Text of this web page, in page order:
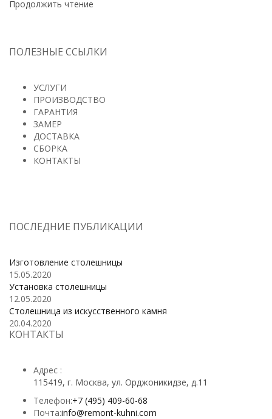
Продолжить чтение
ПОЛЕЗНЫЕ ССЫЛКИ
УСЛУГИ
ПРОИЗВОДСТВО
ГАРАНТИЯ
ЗАМЕР
ДОСТАВКА
СБОРКА
КОНТАКТЫ
ПОСЛЕДНИЕ ПУБЛИКАЦИИ
Изготовление столешницы
15.05.2020
Установка столешницы
12.05.2020
Столешница из искусственного камня
20.04.2020
КОНТАКТЫ
Адрес :
115419, г. Москва, ул. Орджоникидзе, д.11
Телефон:+7 (495) 409-60-68
Почта:info@remont-kuhni.com